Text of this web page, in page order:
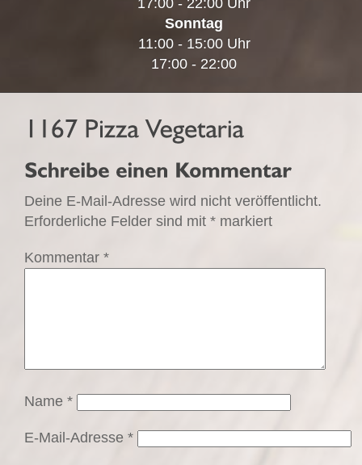
17:00 - 22:00 Uhr
Sonntag
11:00 - 15:00 Uhr
17:00 - 22:00
Deine E-Mail-Adresse wird nicht veröffentlicht.
Erforderliche Felder sind mit * markiert
Kommentar *
Name *
E-Mail-Adresse *